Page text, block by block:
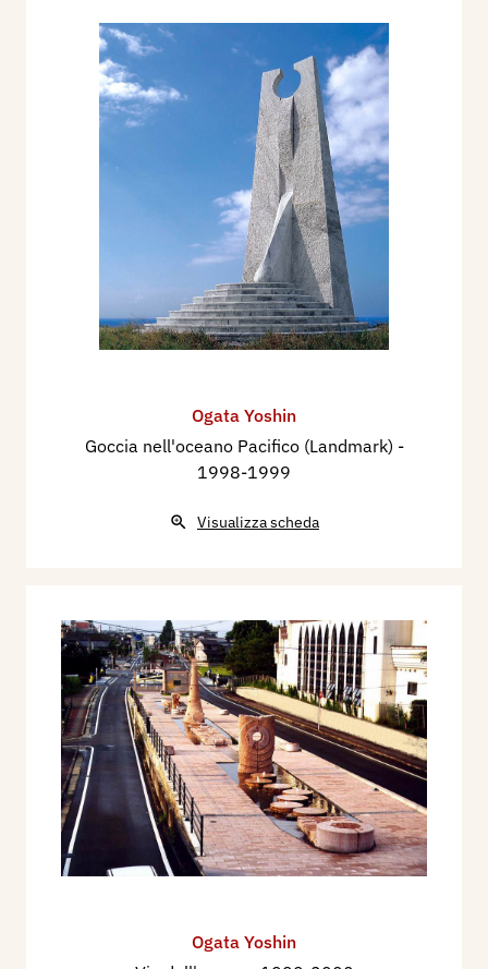
Ogata Yoshin
Goccia nell'oceano Pacifico (Landmark) -
1998-1999
Visualizza scheda
Ogata Yoshin